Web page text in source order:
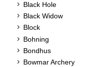
Black Hole
Black Widow
Block
Bohning
Bondhus
Bowmar Archery